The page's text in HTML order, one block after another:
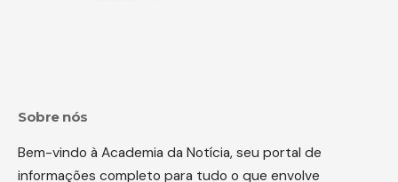
Sobre nós
Bem-vindo à Academia da Notícia, seu portal de
informações completo para tudo o que envolve